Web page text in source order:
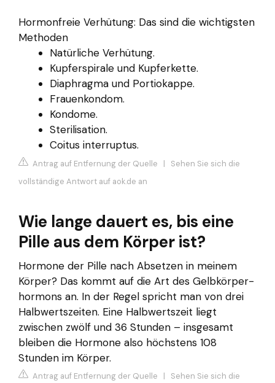
Hormonfreie Verhütung: Das sind die wichtigsten
Methoden
Natürliche Verhütung.
Kupferspirale und Kupferkette.
Diaphragma und Portiokappe.
Frauenkondom.
Kondome.
Sterilisation.
Coitus interruptus.
Antrag auf Entfernung der Quelle | Sehen Sie sich die
vollständige Antwort auf aok.de an
Wie lange dauert es, bis eine
Pille aus dem Körper ist?
Hormone der Pille nach Absetzen in meinem
Körper? Das kommt auf die Art des Gelbkörper-
hormons an. In der Regel spricht man von drei
Halbwertszeiten. Eine Halbwertszeit liegt
zwischen zwölf und 36 Stunden – insgesamt
bleiben die Hormone also höchstens 108
Stunden im Körper.
Antrag auf Entfernung der Quelle | Sehen Sie sich die